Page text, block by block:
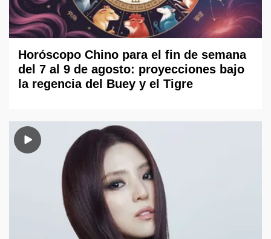
Horóscopo Chino para el fin de semana
del 7 al 9 de agosto: proyecciones bajo
la regencia del Buey y el Tigre